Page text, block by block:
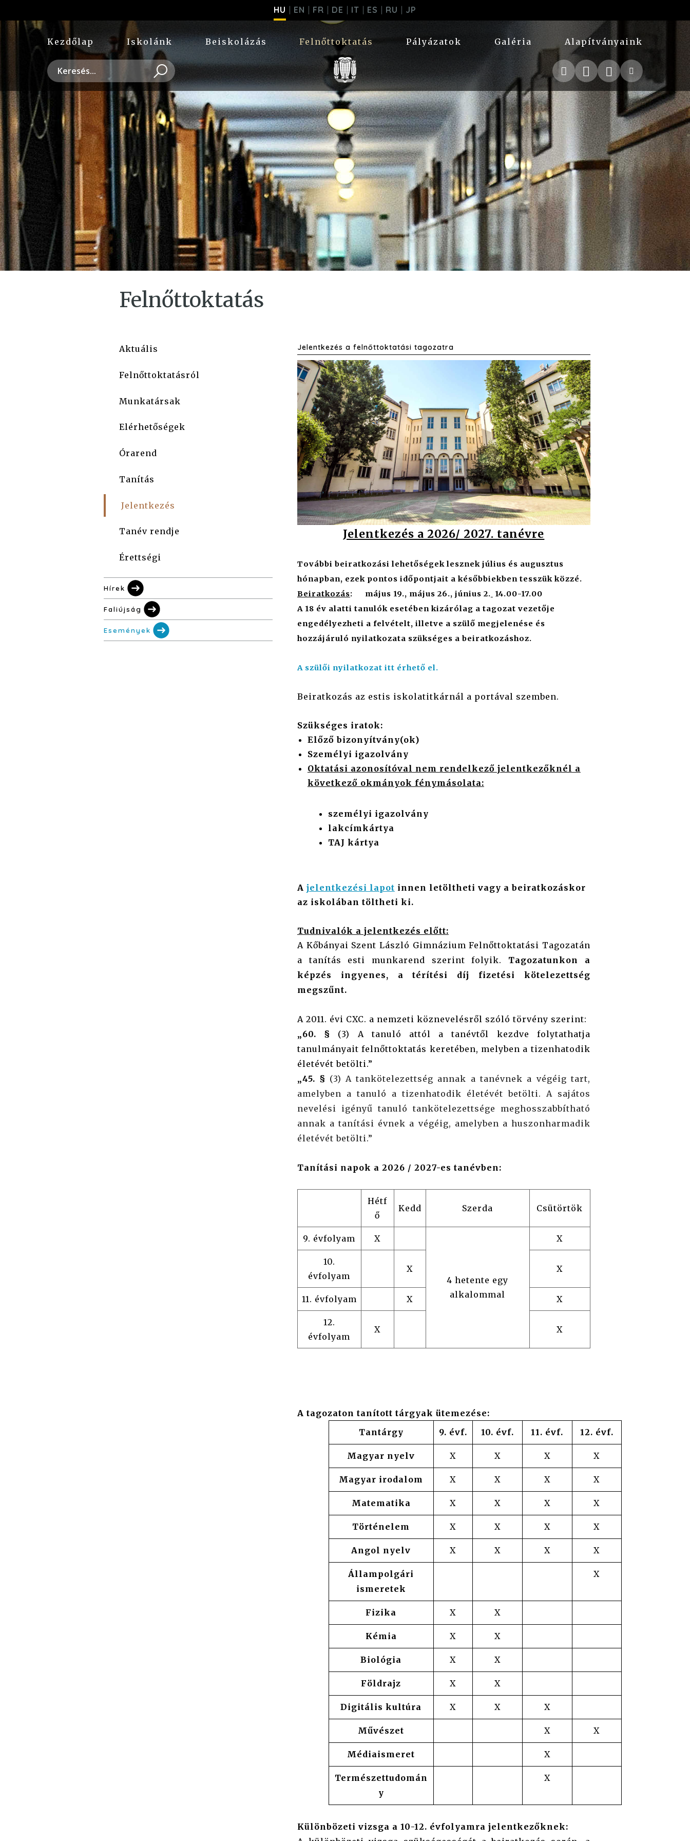
HU EN FR DE IT ES RU JP
Kezdőlap Iskolánk Beiskolázás Felnőttoktatás Pályázatok Galéria Alapítványaink
Felnőttoktatás
Aktuális
Felnőttoktatásról
Munkatársak
Elérhetőségek
Órarend
Tanítás
Jelentkezés
Tanév rendje
Érettségi
Hírek
Faliújság
Események
Jelentkezés a felnőttoktatási tagozatra
Jelentkezés a 2026/ 2027. tanévre
További beiratkozási lehetőségek lesznek július és augusztus
hónapban, ezek pontos időpontjait a későbbiekben tesszük közzé.
Beiratkozás: május 19., május 26., június 2. 14.00-17.00
A 18 év alatti tanulók esetében kizárólag a tagozat vezetője
engedélyezheti a felvételt, illetve a szülő megjelenése és
hozzájáruló nyilatkozata szükséges a beiratkozáshoz.
A szülői nyilatkozat itt érhető el.
Beiratkozás az estis iskolatitkárnál a portával szemben.
Szükséges iratok:
Előző bizonyítvány(ok)
Személyi igazolvány
Oktatási azonosítóval nem rendelkező jelentkezőknél a
következő okmányok fénymásolata:
személyi igazolvány
lakcímkártya
TAJ kártya
A jelentkezési lapot innen letöltheti vagy a beiratkozáskor
az iskolában töltheti ki.
Tudnivalók a jelentkezés előtt:
A Kőbányai Szent László Gimnázium Felnőttoktatási Tagozatán
a tanítás esti munkarend szerint folyik. Tagozatunkon a
képzés ingyenes, a térítési díj fizetési kötelezettség
megszűnt.
A 2011. évi CXC. a nemzeti köznevelésről szóló törvény szerint:
„60. §
(3) A tanuló attól a tanévtől kezdve folytathatja
tanulmányait felnőttoktatás keretében, melyben a tizenhatodik
életévét betölti.”
„45. § (3) A tankötelezettség annak a tanévnek a végéig tart,
amelyben a tanuló a tizenhatodik életévét betölti. A sajátos
nevelési igényű tanuló tankötelezettsége meghosszabbítható
annak a tanítási évnek a végéig, amelyben a huszonharmadik
életévét betölti.”
Tanítási napok a 2026 / 2027-es tanévben:
Hétf
ő
Kedd Szerda Csütörtök
9. évfolyam X
4 hetente egy
alkalommal
X
10.
évfolyam
X X
11. évfolyam X X
12.
évfolyam
X X
A tagozaton tanított tárgyak ütemezése:
Tantárgy
9. évf. 10. évf. 11. évf. 12. évf.
Magyar nyelv X X X X
Magyar irodalom X X X X
Matematika X X X X
Történelem X X X X
Angol nyelv X X X X
Állampolgári
ismeretek
X
Fizika X X
Kémia X X
Biológia X X
Földrajz X X
Digitális kultúra X X X
Művészet X X
Médiaismeret X
Természettudomán
y
X
Különbözeti vizsga a 10-12. évfolyamra jelentkezőknek: